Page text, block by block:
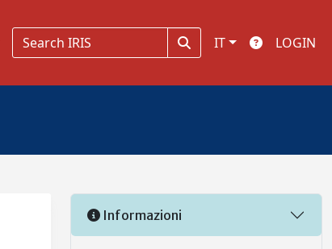
IT LOGIN
Informazioni